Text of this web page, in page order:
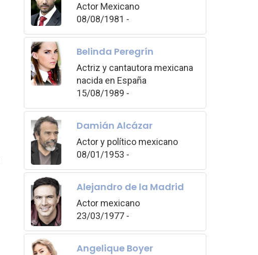
Actor Mexicano
08/08/1981 -
Belinda Peregrín
Actriz y cantautora mexicana
nacida en España
15/08/1989 -
Damián Alcázar
Actor y político mexicano
08/01/1953 -
Alejandro de la Madrid
Actor mexicano
23/03/1977 -
Angelique Boyer